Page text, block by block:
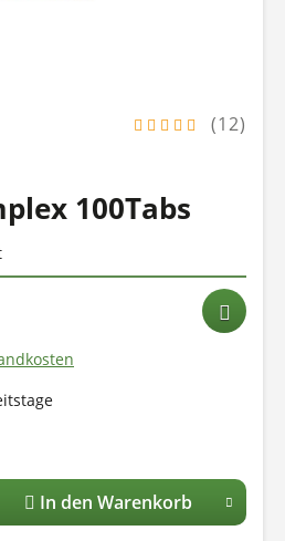
(12)
100Tabs
In den Warenkorb